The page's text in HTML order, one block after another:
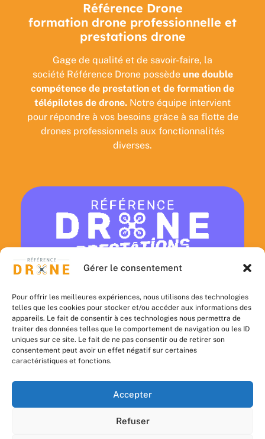
Gérer le consentement
Pour offrir les meilleures expériences, nous utilisons des technologies
telles que les cookies pour stocker et/ou accéder aux informations des
appareils. Le fait de consentir à ces technologies nous permettra de
traiter des données telles que le comportement de navigation ou les ID
uniques sur ce site. Le fait de ne pas consentir ou de retirer son
consentement peut avoir un effet négatif sur certaines
caractéristiques et fonctions.
Accepter
Refuser
Référence Drone
formation drone professionnelle et
prestations drone
Gage de qualité et de savoir-faire, la
société Référence Drone possède une double
compétence de prestation et de formation de
télépilotes de drone. Notre équipe intervient
pour répondre à vos besoins grâce à sa flotte de
drones professionnels aux fonctionnalités
diverses.
PRESTATIONS
DRONE
Mentions légales